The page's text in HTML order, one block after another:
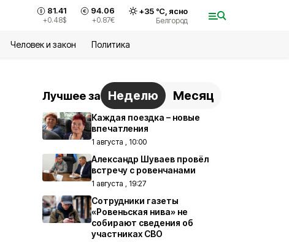
81.41
+0.48$
94.06
+0.87€
+35°С, ясно
Белгород
Человек и закон Политика
Лучшее за Неделю Месяц
Каждая поездка – новые
впечатления
1 августа , 10:00
Александр Шуваев провёл
встречу с ровенчанами
1 августа , 19:27
Сотрудники газеты
«Ровеньская нива» не
собирают сведения об
участниках СВО